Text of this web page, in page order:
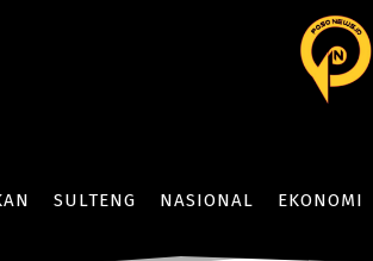
SULTENG NASIONAL EKONOMI